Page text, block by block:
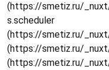
(https://smetiz.ru/
s.scheduler
(https://smetiz.ru/
(https://smetiz.ru/
(https://smetiz.ru/